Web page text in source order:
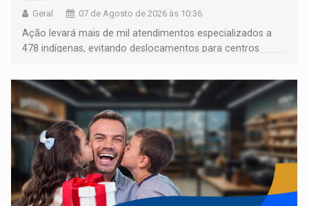
Geral 07 de Agosto de 2026 às 10:36
Ação levará mais de mil atendimentos especializados a
478 indígenas, evitando deslocamentos para centros